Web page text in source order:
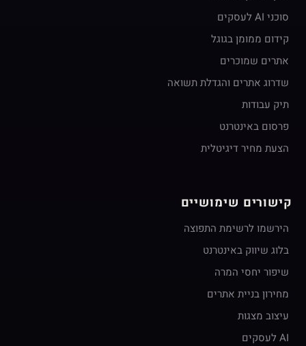
סוכני AI לעסקים
קידום ממומן בגוגל
אתרים שמוכרים
שדרוג אתרים והגדלת תשואה
תיק עבודות
פרסום באינטרנט
הצעת מחיר דיגיטלית
קישורים שימושיים
הירשמו לרשימת התפוצה
בלוג שיווק באינטרנט
שיפור יחסי המרה
מחירון בניית אתרים
עיצוב מצגות
AI לעסקים